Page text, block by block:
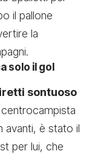
il pallone
la
solo il gol
sontuoso
avanti, è stato il
per lui, che